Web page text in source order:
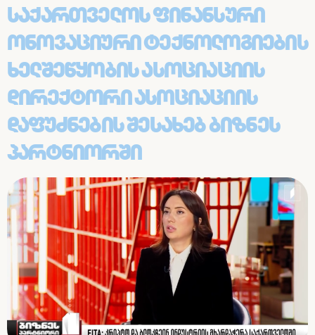
Საქართველოს Ფინანსური
Ონოვაციური Ტექნოლოგიების
Ხელშეწყობის Ასოციაციის
Დირექტორი Ასოციაციის
Დაფუძნების Შესახებ Ბიზნეს
Პარტნიორში